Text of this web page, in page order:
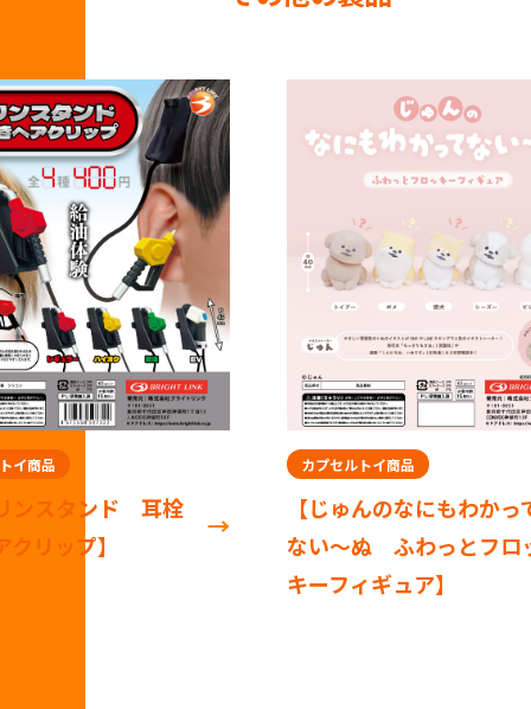
耳栓
カプセルトイ商品
【じゅんのなにもわかって
ない～ぬ ふわっとフロッ
キーフィギュア】